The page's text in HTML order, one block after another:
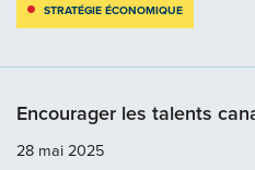
STRATÉGIE ÉCONOMIQUE
Encourager les talents
28 mai 2025